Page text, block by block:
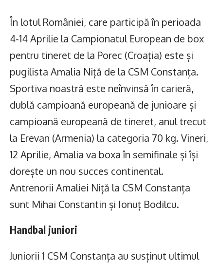
În lotul României, care participă în perioada
4-14 Aprilie la Campionatul European de box
pentru tineret de la Porec (Croația) este și
pugilista Amalia Niță de la CSM Constanța.
Sportiva noastră este neînvinsă în carieră,
dublă campioană europeană de junioare și
campioană europeană de tineret, anul trecut
la Erevan (Armenia) la categoria 70 kg. Vineri,
12 Aprilie, Amalia va boxa în semifinale și își
dorește un nou succes continental.
Antrenorii Amaliei Niță la CSM Constanța
sunt Mihai Constantin și Ionuț Bodilcu.
Handbal juniori
Juniorii 1 CSM Constanța au susținut ultimul